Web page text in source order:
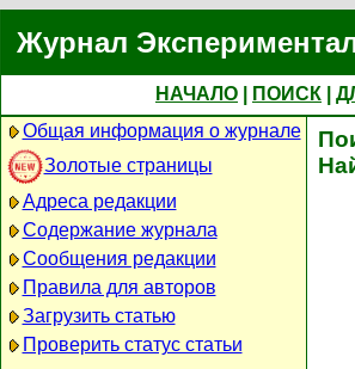
Журнал
НАЧАЛО ПОИСК
Общая информация о журнале
Золотые страницы
Адреса редакции
Содержание журнала
Сообщения редакции
Правила для авторов
Загрузить статью
Проверить статус статьи